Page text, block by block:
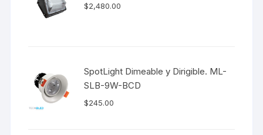
$2,480.00
SpotLight Dimeable y Dirigible. ML-
SLB-9W-BCD
$245.00